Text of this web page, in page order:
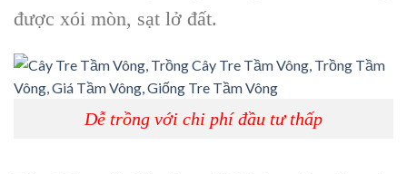
được xói mòn, sạt lở đất.
Dễ trồng với chi phí đầu tư thấp